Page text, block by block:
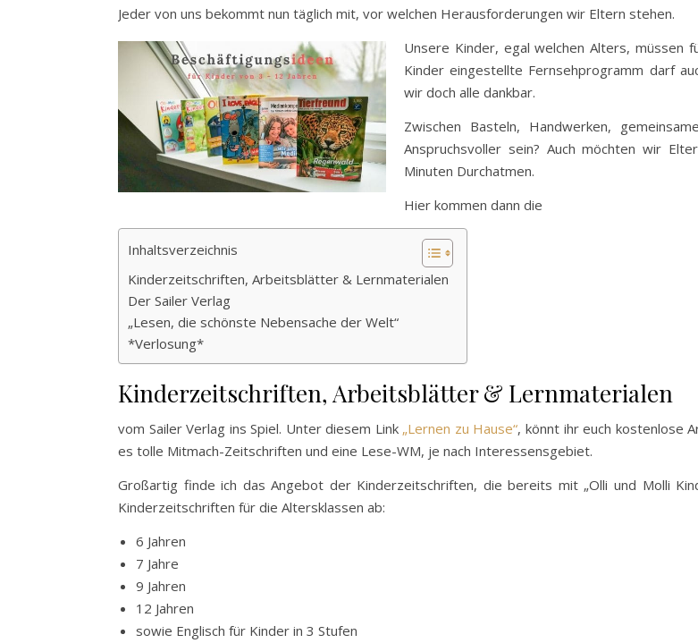
Jeder von uns bekommt nun täglich mit, vor welchen Herausforderungen wir Eltern stehen.
Unsere Kinder, egal welchen Alters, müssen
Kinder eingestellte Fernsehprogramm darf
wir doch alle dankbar.
Zwischen Basteln, Handwerken,
Anspruchsvoller sein? Auch möchten wir
Minuten Durchatmen.
Hier kommen dann die
Inhaltsverzeichnis
Kinderzeitschriften, Arbeitsblätter & Lernmaterialen
Der Sailer Verlag
„Lesen, die schönste Nebensache der Welt“
*Verlosung*
Kinderzeitschriften, Arbeitsblätter & Lernmaterialen
vom Sailer Verlag ins Spiel. Unter diesem Link „Lernen zu Hause“, könnt ihr euch kostenlose
es tolle Mitmach-Zeitschriften und eine Lese-WM, je nach Interessensgebiet.
Großartig finde ich das Angebot der Kinderzeitschriften, die bereits mit „Olli und Molli
Kinderzeitschriften für die Altersklassen ab:
6 Jahren
7 Jahre
9 Jahren
12 Jahren
sowie Englisch für Kinder in 3 Stufen